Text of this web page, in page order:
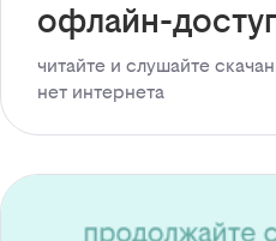
офлайн-
читайте и слушайте
нет интернета